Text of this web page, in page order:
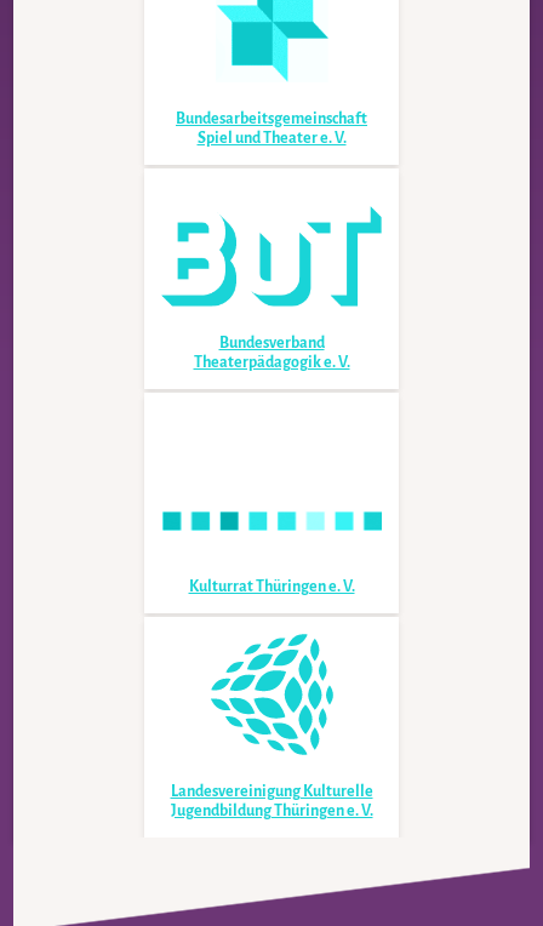
Bundesarbeits­gemeinschaft
Spiel und Theater e. V.
Bundesverband
Theaterpädagogik e. V.
Kulturrat Thüringen e. V.
Landesvereinigung Kulturelle
Jugendbildung Thüringen e. V.